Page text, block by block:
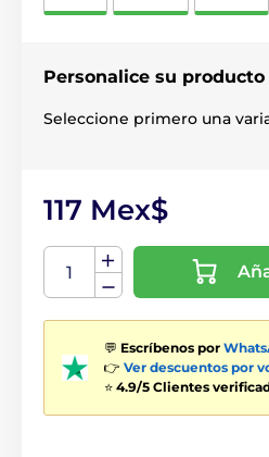
Personalice su producto
Seleccione primero una
117 Mex$
💬 Escríbenos por
👉 Ver descuentos por
⭐ 4.9/5 Clientes